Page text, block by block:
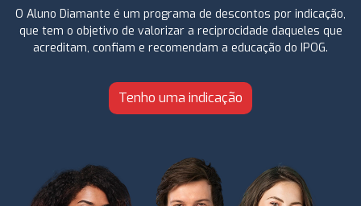
O Aluno Diamante é um programa de descontos por indicação,
que tem o objetivo de valorizar a reciprocidade daqueles que
acreditam, confiam e recomendam a educação do IPOG.
Tenho uma indicação